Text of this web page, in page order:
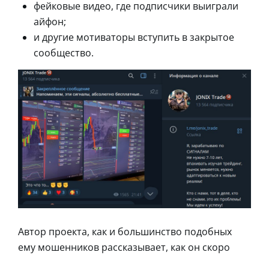
фейковые видео, где подписчики выиграли
айфон;
и другие мотиваторы вступить в закрытое
сообщество.
Автор проекта, как и большинство подобных
ему мошенников рассказывает, как он скоро